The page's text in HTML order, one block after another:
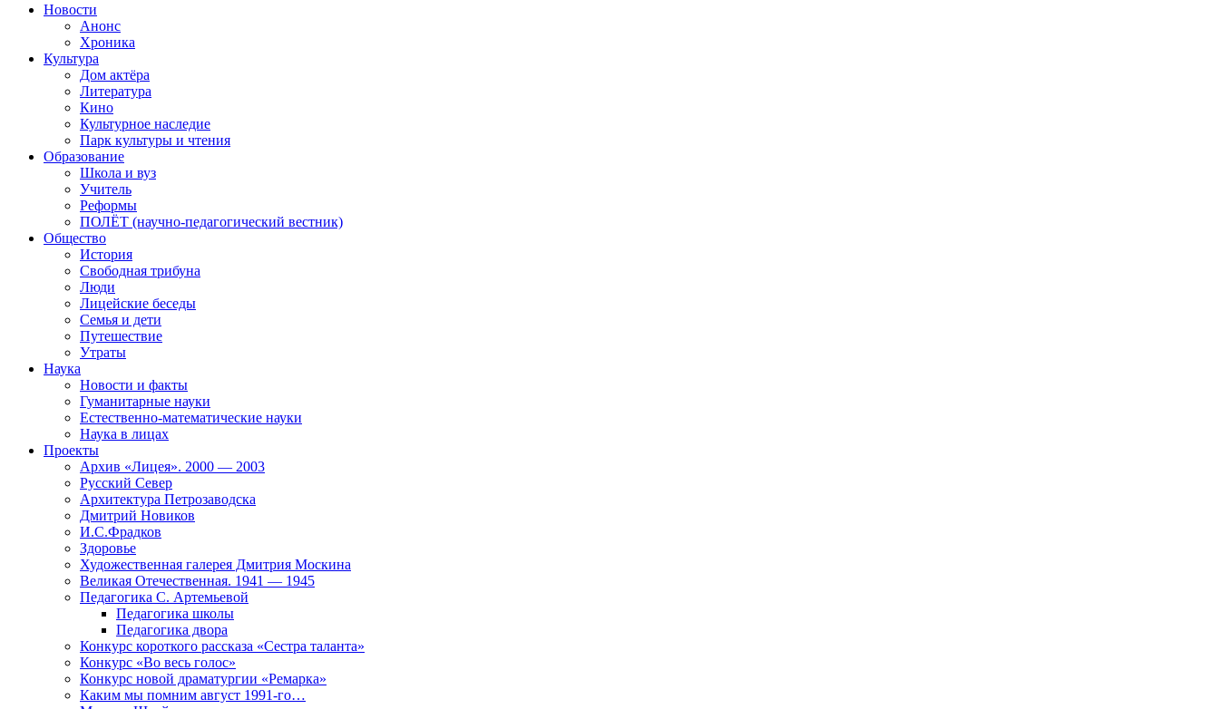
Новости
Анонс
Хроника
Культура
Дом актёра
Литература
Кино
Культурное наследие
Парк культуры и чтения
Образование
Школа и вуз
Учитель
Реформы
ПОЛЁТ (научно-педагогический вестник)
Общество
История
Свободная трибуна
Люди
Лицейские беседы
Семья и дети
Путешествие
Утраты
Наука
Новости и факты
Гуманитарные науки
Естественно-математические науки
Наука в лицах
Проекты
Архив «Лицея». 2000 — 2003
Русский Север
Архитектура Петрозаводска
Дмитрий Новиков
И.С.Фрадков
Здоровье
Художественная галерея Дмитрия Москина
Великая Отечественная. 1941 — 1945
Педагогика С. Артемьевой
Педагогика школы
Педагогика двора
Конкурс короткого рассказа «Сестра таланта»
Конкурс «Во весь голос»
Конкурс новой драматургии «Ремарка»
Каким мы помним август 1991-го…